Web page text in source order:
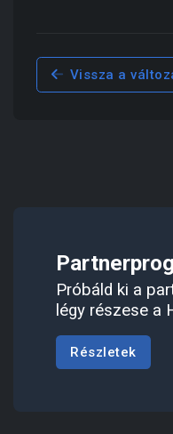
Vissza a
Próbáld ki a
légy részese a
Részletek